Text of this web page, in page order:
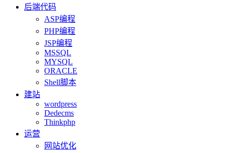
后端代码
ASP编程
PHP编程
JSP编程
MSSQL
MYSQL
ORACLE
Shell脚本
建站
wordpress
Dedecms
Thinkphp
运营
网站优化